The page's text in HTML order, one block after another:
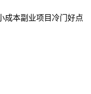
成本副业项目冷门好点